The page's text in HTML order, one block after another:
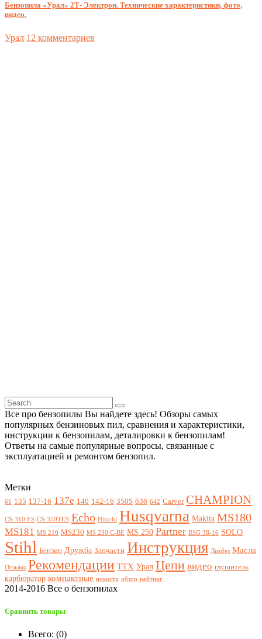
Бензопила «Урал» 2Т- Электрон. Технические характеристики, фото,
видео.
Урал 12 комментариев
Все про бензопилы Вы найдете здесь! Обзоры самых
популярных бензиновых пил, сравнения и характеристики,
инструкции к бензопилам, деталировки к бензопилам!
Ответы на самые популярные вопросы, связанные с
эксплуатацией и ремонтом бензопил.
Метки
61 135 137-16 137e 140 142-16 350S 636 642 Carver CHAMPION
CS-310 ES CS-350TES Echo Hitachi Husqvarna Makita MS180
MS181 MS 210 MS230 MS 230 C-BE MS 250 Partner RSG 38-16 SOLO
Stihl Бензин Дружба Запчасти Инструкция Ликбез Масла
Отзывы Рекомендации ТТХ Урал Цепи видео глушитель
карбюратор компактные новости обзор рейтинг
2014-2016 Все о бензопилах
Сравнить товары
Всего: (0)